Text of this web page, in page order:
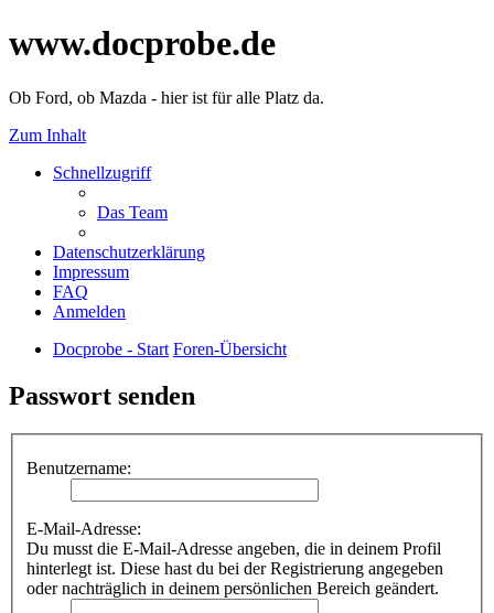
www.docprobe.de
Ob Ford, ob Mazda - hier ist für alle Platz da.
Zum Inhalt
Schnellzugriff
Das Team
Datenschutzerklärung
Impressum
FAQ
Anmelden
Docprobe - Start Foren-Übersicht
Passwort senden
Benutzername:
E-Mail-Adresse:
Du musst die E-Mail-Adresse angeben, die in deinem Profil
hinterlegt ist. Diese hast du bei der Registrierung angegeben
oder nachträglich in deinem persönlichen Bereich geändert.